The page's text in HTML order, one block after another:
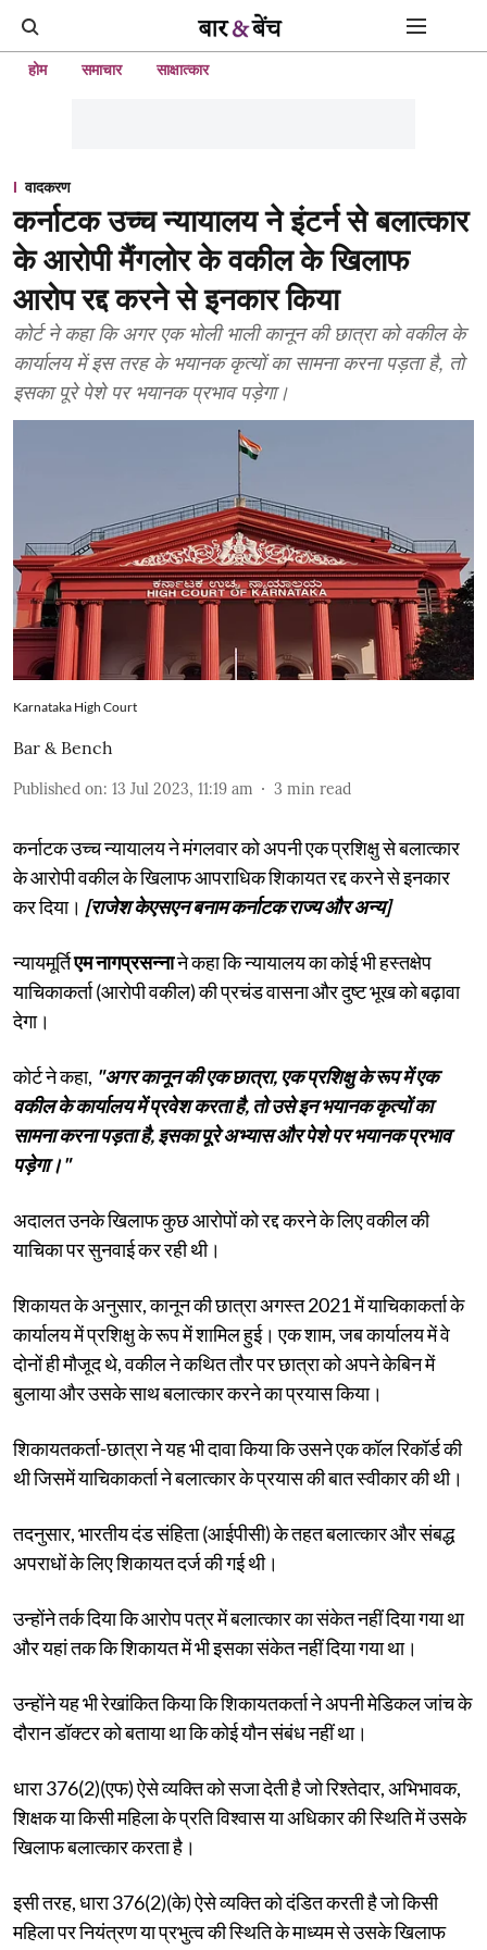
होम समाचार साक्षात्कार
वादकरण
कर्नाटक उच्च न्यायालय ने इंटर्न से बलात्कार
के आरोपी मैंगलोर के वकील के खिलाफ
आरोप रद्द करने से इनकार किया
कोर्ट ने कहा कि अगर एक भोली भाली कानून की छात्रा को वकील के
कार्यालय में इस तरह के भयानक कृत्यों का सामना करना पड़ता है, तो
इसका पूरे पेशे पर भयानक प्रभाव पड़ेगा।
Karnataka High Court
Bar & Bench
Published on: 13 Jul 2023, 11:19 am 3 min read
कर्नाटक उच्च न्यायालय ने मंगलवार को अपनी एक प्रशिक्षु से बलात्कार
के आरोपी वकील के खिलाफ आपराधिक शिकायत रद्द करने से इनकार
कर दिया। [राजेश केएसएन बनाम कर्नाटक राज्य और अन्य]
न्यायमूर्तिएम नागप्रसन्नाने कहा कि न्यायालय का कोई भी हस्तक्षेप
याचिकाकर्ता (आरोपी वकील) की प्रचंड वासना और दुष्ट भूख को बढ़ावा
देगा।
कोर्ट ने कहा, "अगर कानून की एक छात्रा, एक प्रशिक्षु के रूप में एक
वकील के कार्यालय में प्रवेश करता है, तो उसे इन भयानक कृत्यों का
सामना करना पड़ता है, इसका पूरे अभ्यास और पेशे पर भयानक प्रभाव
पड़ेगा।"
अदालत उनके खिलाफ कुछ आरोपों को रद्द करने के लिए वकील की
याचिका पर सुनवाई कर रही थी।
शिकायत के अनुसार, कानून की छात्रा अगस्त 2021 में याचिकाकर्ता के
कार्यालय में प्रशिक्षु के रूप में शामिल हुई। एक शाम, जब कार्यालय में वे
दोनों ही मौजूद थे, वकील ने कथित तौर पर छात्रा को अपने केबिन में
बुलाया और उसके साथ बलात्कार करने का प्रयास किया।
शिकायतकर्ता-छात्रा ने यह भी दावा किया कि उसने एक कॉल रिकॉर्ड की
थी जिसमें याचिकाकर्ता ने बलात्कार के प्रयास की बात स्वीकार की थी।
तदनुसार, भारतीय दंड संहिता (आईपीसी) के तहत बलात्कार और संबद्ध
अपराधों के लिए शिकायत दर्ज की गई थी।
उन्होंने तर्क दिया कि आरोप पत्र में बलात्कार का संकेत नहीं दिया गया था
और यहां तक कि शिकायत में भी इसका संकेत नहीं दिया गया था।
उन्होंने यह भी रेखांकित किया कि शिकायतकर्ता ने अपनी मेडिकल जांच के
दौरान डॉक्टर को बताया था कि कोई यौन संबंध नहीं था।
धारा 376(2)(एफ) ऐसे व्यक्ति को सजा देती है जो रिश्तेदार, अभिभावक,
शिक्षक या किसी महिला के प्रति विश्वास या अधिकार की स्थिति में उसके
खिलाफ बलात्कार करता है।
इसी तरह, धारा 376(2)(के) ऐसे व्यक्ति को दंडित करती है जो किसी
महिला पर नियंत्रण या प्रभुत्व की स्थिति के माध्यम से उसके खिलाफ